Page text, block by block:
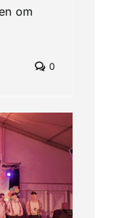
om
0